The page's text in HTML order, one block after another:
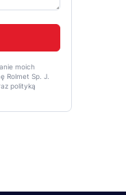
moich
Rolmet Sp. J.
polityką